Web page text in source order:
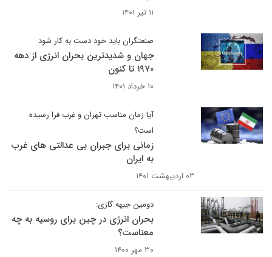
۱۱ تیر ۱۴۰۱
صنعتگران باید خود دست به کار شود
جهان و شدیدترین بحران انرژی از دهه
۱۹۷۰ تا کنون
۱۰ خرداد ۱۴۰۱
آیا زمان مناسب تهران و غرب فرا رسیده
است؟
زمانی برای جبران بی عدالتی های غرب
به ایران
۰۳ اردیبهشت ۱۴۰۱
دومین جبهه گازی:
بحران انرژی در چین برای روسیه به چه
معناست؟
۳۰ مهر ۱۴۰۰